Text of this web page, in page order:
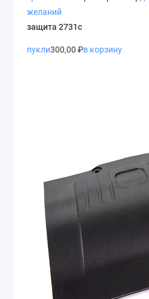
желаний
защита 2731с
пукли300,00 ₽в корзину